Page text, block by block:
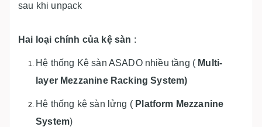
sau khi unpack
Hai loại chính của kệ sàn :
Hệ thống Kệ sàn ASADO nhiều tầng ( Multi-
layer Mezzanine Racking System)
Hệ thống kệ sàn lửng ( Platform Mezzanine
System)